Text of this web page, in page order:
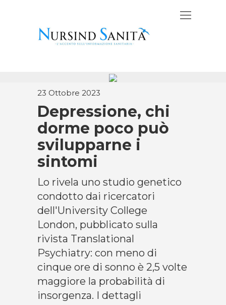
23 Ottobre 2023
Depressione, chi
dorme poco può
svilupparne i
sintomi
Lo rivela uno studio genetico
condotto dai ricercatori
dell'University College
London, pubblicato sulla
rivista Translational
Psychiatry: con meno di
cinque ore di sonno è 2,5 volte
maggiore la probabilità di
insorgenza. I dettagli